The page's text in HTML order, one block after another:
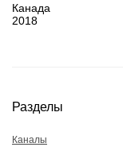
Канада
2018
Разделы
Каналы